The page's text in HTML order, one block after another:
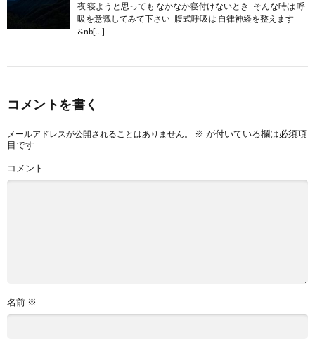
夜 寝ようと思っても なかなか寝付けないとき そんな時は 呼
吸を意識してみて下さい 腹式呼吸は 自律神経を整えます
&nb[…]
コメントを書く
メールアドレスが公開されることはありません。 ※ が付いている欄は必須項
目です
コメント
名前 ※